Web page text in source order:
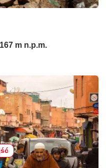
m n.p.m.